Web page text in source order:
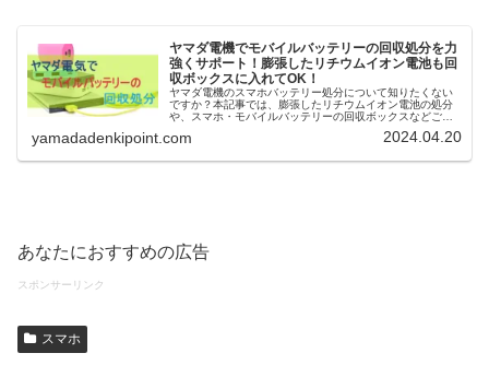
ヤマダ電機でモバイルバッテリーの回収処分を力
強くサポート！膨張したリチウムイオン電池も回
収ボックスに入れてOK！
ヤマダ電機のスマホバッテリー処分について知りたくない
ですか？本記事では、膨張したリチウムイオン電池の処分
や、スマホ・モバイルバッテリーの回収ボックスなどご紹
な処分方法なども必見です！
yamadadenkipoint.com 2024.04.20
あなたにおすすめの広告
スポンサーリンク
スマホ